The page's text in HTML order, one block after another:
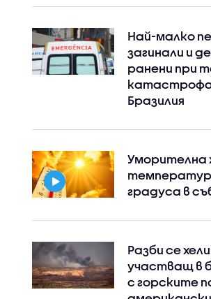
Най-малко
загинали и
ранени при
Бразилия
Уморителна
градуса в
Разби се
участващ в
с горските